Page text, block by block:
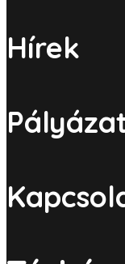
Hírek